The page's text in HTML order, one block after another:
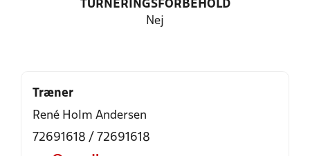
TURNERINGSFORBEHOLD
Nej
Træner
René Holm Andersen
72691618 / 72691618